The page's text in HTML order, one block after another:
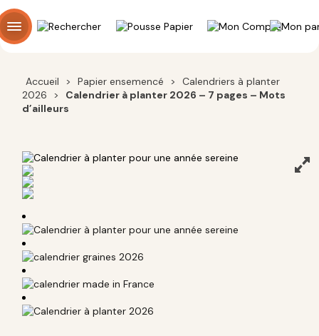
Panneau de gestion des cookies
Accueil > Papier ensemencé >
Calendriers à planter
2026
>
Calendrier à planter 2026 – 7 pages – Mots
d’ailleurs